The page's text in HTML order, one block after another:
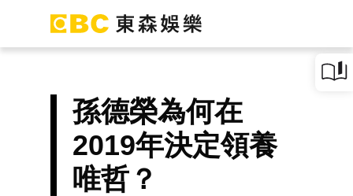
孫德榮為何在
2019年決定領養
唯哲？